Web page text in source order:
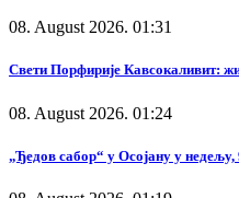
08. August 2026. 01:31
Свети Порфирије Кавсокаливит:
08. August 2026. 01:24
„Ђедов сабор“ у Осојану у недељу,